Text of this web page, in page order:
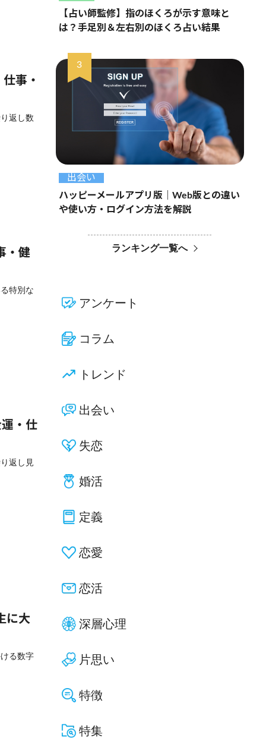
事・
返し数
・健
特別な
・仕
返し見
に大
る数字
【占い師監修】指のほくろが示す意味と
は？手足別＆左右別のほくろ占い結果
出会い
ハッピーメールアプリ版｜Web版との違い
や使い方・ログイン方法を解説
ランキング一覧へ
アンケート
コラム
トレンド
出会い
失恋
婚活
定義
恋愛
恋活
深層心理
片思い
特徴
特集